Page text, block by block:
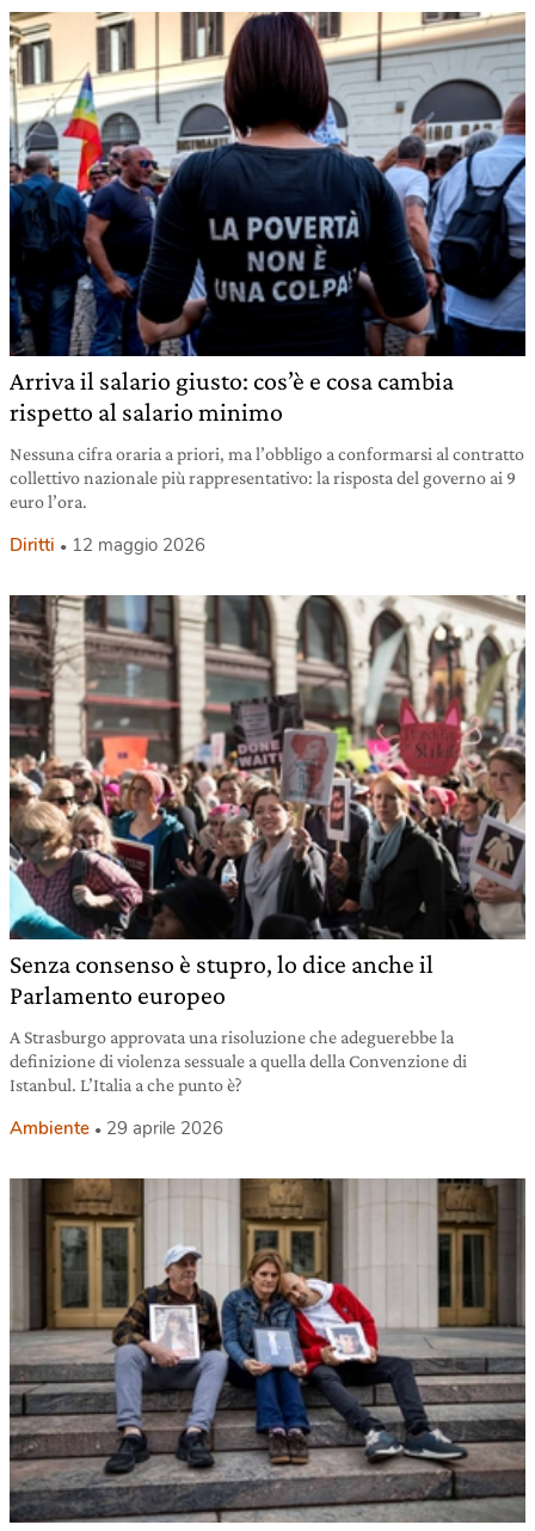
Arriva il salario giusto: cos’è e cosa cambia
rispetto al salario minimo
Nessuna cifra oraria a priori, ma l’obbligo a conformarsi al contratto
collettivo nazionale più rappresentativo: la risposta del governo ai 9
euro l’ora.
Diritti 12 maggio 2026
Senza consenso è stupro, lo dice anche il
Parlamento europeo
A Strasburgo approvata una risoluzione che adeguerebbe la
definizione di violenza sessuale a quella della Convenzione di
Istanbul. L’Italia a che punto è?
Ambiente 29 aprile 2026